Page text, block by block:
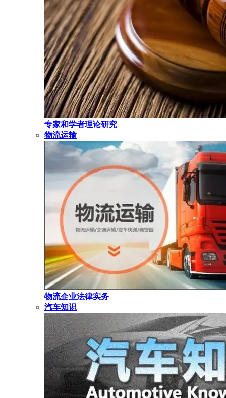
专家和学者理论研究
物流运输
物流企业法律实务
汽车知识